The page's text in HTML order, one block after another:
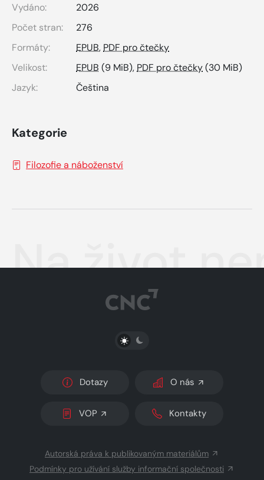
Vydáno:
2026
Počet stran:
276
Formáty:
EPUB, PDF pro čtečky
Velikost:
EPUB (9 MiB), PDF pro čtečky(30 MiB)
Jazyk:
Čeština
Kategorie
Filozofie a náboženství
Na život
PŘEPNOUT SVĚTLÝ/TMAVÝ REŽIM
Dotazy O nás
VOP Kontakty
Autorská práva k publikovaným materiálům
Podmínky pro užívání služby informační společnosti